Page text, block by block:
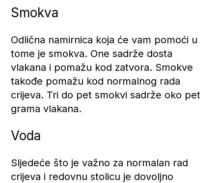
Smokva
Odlična namirnica koja će vam pomoći u
tome je smokva. One sadrže dosta
vlakana i pomažu kod zatvora. Smokve
takođe pomažu kod normalnog rada
crijeva. Tri do pet smokvi sadrže oko pet
grama vlakana.
Voda
Sljedeće što je važno za normalan rad
crijeva i redovnu stolicu je dovoljno